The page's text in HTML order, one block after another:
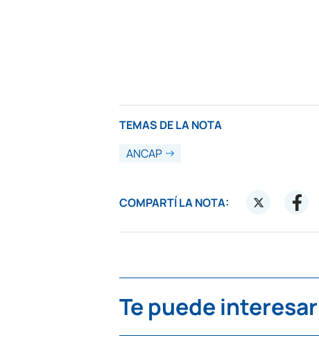
TEMAS DE LA NOTA
ANCAP
COMPARTÍ LA NOTA:
Te puede interesar